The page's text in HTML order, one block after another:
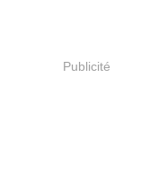
Publicité